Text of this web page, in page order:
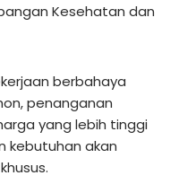
Kesehatan dan
berbahaya
penanganan
yang lebih tinggi
kebutuhan akan